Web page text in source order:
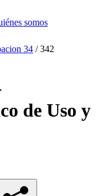
somos
34 / 342
de Uso y